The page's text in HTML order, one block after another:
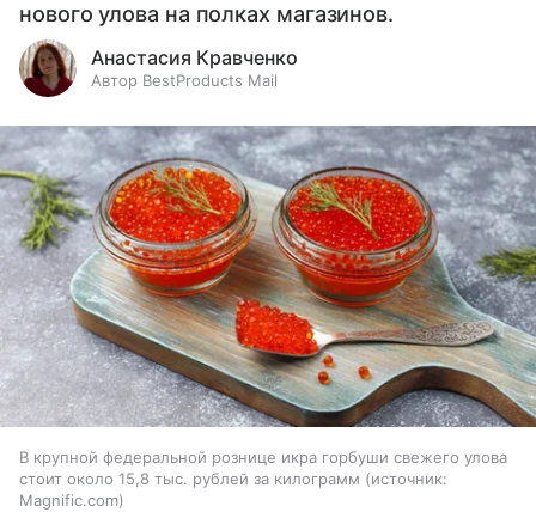
нового улова на полках магазинов.
Анастасия Кравченко
Автор BestProducts Mail
В крупной федеральной рознице икра горбуши свежего улова
стоит около 15,8 тыс. рублей за килограмм
источник:
Magnific.com